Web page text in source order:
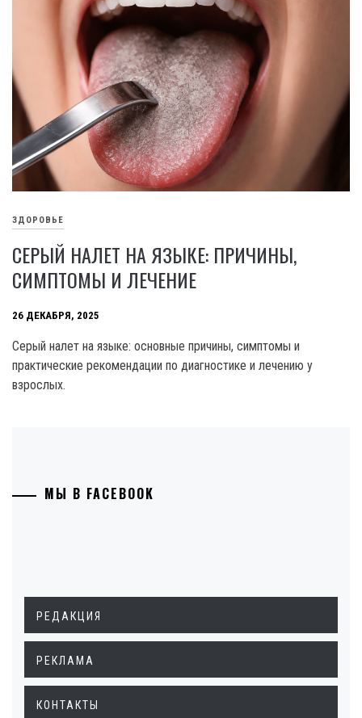
ЗДОРОВЬЕ
СЕРЫЙ НАЛЕТ НА ЯЗЫКЕ: ПРИЧИНЫ,
СИМПТОМЫ И ЛЕЧЕНИЕ
26 ДЕКАБРЯ, 2025
Серый налет на языке: основные причины, симптомы и
практические рекомендации по диагностике и лечению у
взрослых.
МЫ В FACEBOOK
РЕДАКЦИЯ
РЕКЛАМА
КОНТАКТЫ